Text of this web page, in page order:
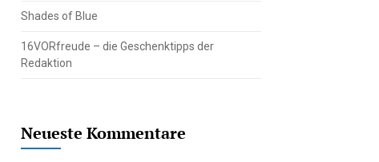
Shades of Blue
16VORfreude – die Geschenktipps der
Redaktion
Neueste Kommentare